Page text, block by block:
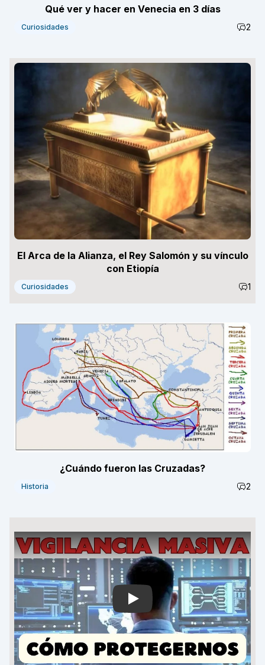
Qué ver y hacer en Venecia en 3 días
Curiosidades 2
El Arca de la Alianza, el Rey Salomón y su vínculo
con Etiopía
Curiosidades 1
¿Cuándo fueron las Cruzadas?
Historia 2
Play